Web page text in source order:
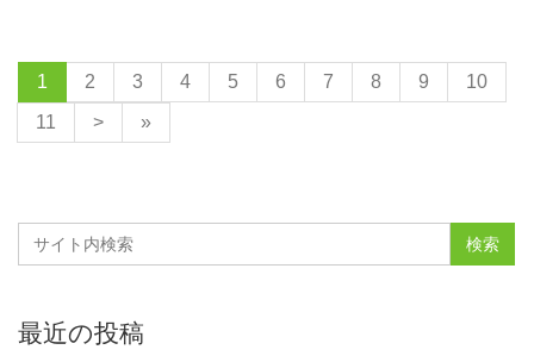
1 2 3 4 5 6 7 8 9
10
11
> »
最近の投稿